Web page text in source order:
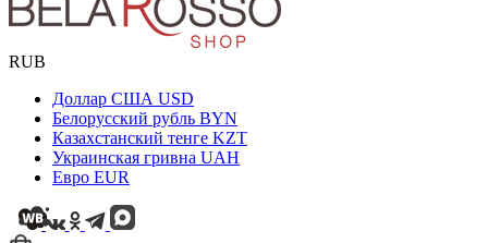
RUB
Доллар США USD
Белорусский рубль BYN
Казахстанский тенге KZT
Украинская гривна UAH
Евро EUR